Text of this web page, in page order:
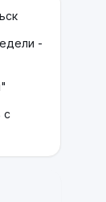
-
с